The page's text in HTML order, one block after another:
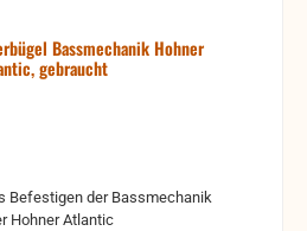
Bassmechanik Hohner
gebraucht
Befestigen der Bassmechanik
Hohner Atlantic